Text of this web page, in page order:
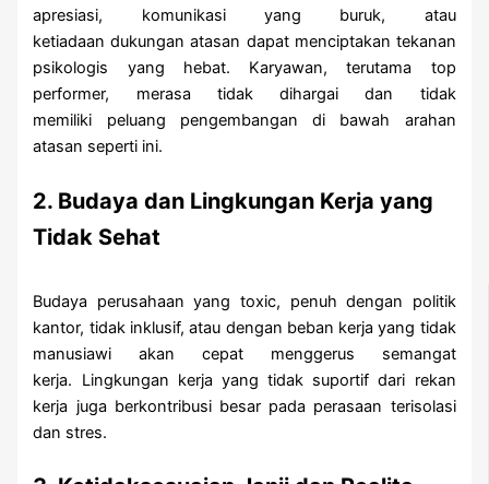
apresiasi, komunikasi yang buruk, atau
ketiadaan dukungan atasan dapat menciptakan tekanan
psikologis yang hebat. Karyawan, terutama top
performer, merasa tidak dihargai dan tidak
memiliki peluang pengembangan di bawah arahan
atasan seperti ini.
2. Budaya dan Lingkungan Kerja yang
Tidak Sehat
Budaya perusahaan yang toxic, penuh dengan politik
kantor, tidak inklusif, atau dengan beban kerja yang tidak
manusiawi akan cepat menggerus semangat
kerja. Lingkungan kerja yang tidak suportif dari rekan
kerja juga berkontribusi besar pada perasaan terisolasi
dan stres.